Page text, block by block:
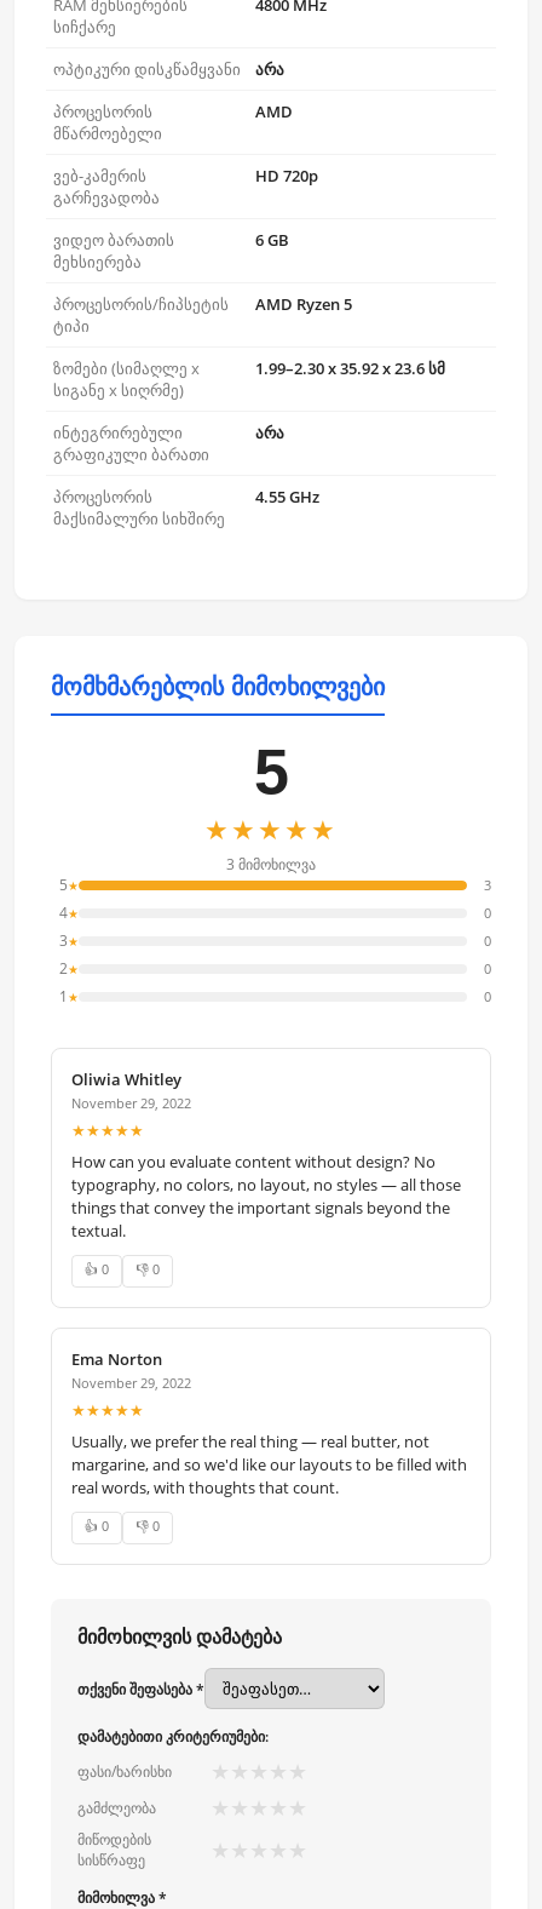
RAM მეხსიერების
სიჩქარე
4800 MHz
ოპტიკური დისკწამყვანი
არა
პროცესორის
მწარმოებელი
AMD
ვებ-კამერის
გარჩევადობა
HD 720p
ვიდეო ბარათის
მეხსიერება
6 GB
პროცესორის/ჩიპსეტის
ტიპი
AMD Ryzen 5
ზომები (სიმაღლე x
სიგანე x სიღრმე)
1.99–2.30 x 35.92 x 23.6 სმ
ინტეგრირებული
გრაფიკული ბარათი
არა
პროცესორის
მაქსიმალური სიხშირე
4.55 GHz
მომხმარებლის მიმოხილვები
5
★★★★★
3 მიმოხილვა
5★ 3
4★ 0
3★ 0
2★ 0
1 ★ 0
Oliwia Whitley
November 29, 2022
★★★★★
How can you evaluate content without design? No
typography, no colors, no layout, no styles — all those
things that convey the important signals beyond the
textual.
👍 0 👎 0
Ema Norton
November 29, 2022
★★★★★
Usually, we prefer the real thing — real butter, not
margarine, and so we'd like our layouts to be filled with
real words, with thoughts that count.
👍 0 👎 0
მიმოხილვის დამატება
თქვენი შეფასება *
დამატებითი კრიტერიუმები:
ფასი/ხარისხი
★ ★ ★ ★ ★
გამძლეობა ★ ★ ★ ★ ★
მიწოდების
სისწრაფე
★ ★ ★ ★ ★
მიმოხილვა *